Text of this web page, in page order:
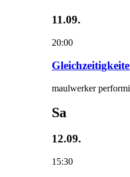
11.09.
20:00
maulwerker
Sa
12.09.
15:30